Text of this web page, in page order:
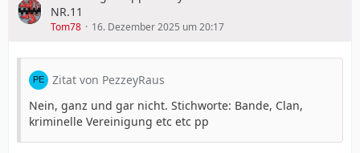
NR.11
Tom78 16. Dezember 2025 um 20:17
Zitat von PezzeyRaus
Nein, ganz und gar nicht. Stichworte: Bande, Clan,
kriminelle Vereinigung etc etc pp